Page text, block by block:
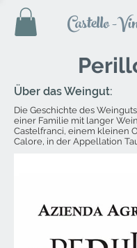
Castello-
Über das Weingut:
Die Geschichte des
einer Familie mit langer
Castelfranci, einem kleinen
Calore, in der Appellation